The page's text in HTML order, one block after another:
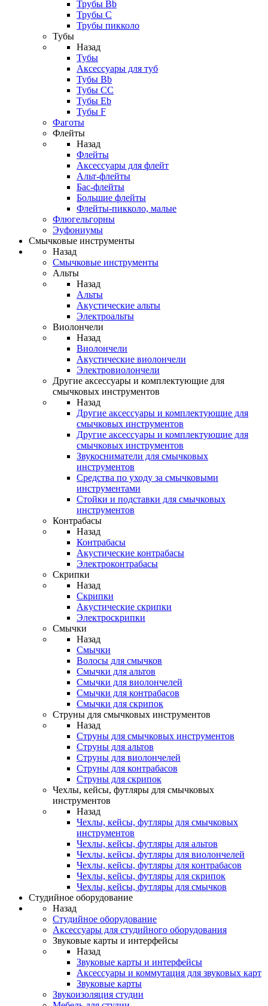
Трубы Bb
Трубы C
Трубы пикколо
Тубы
Назад
Тубы
Аксессуары для туб
Тубы Bb
Тубы CC
Тубы Eb
Тубы F
Фаготы
Флейты
Назад
Флейты
Аксессуары для флейт
Альт-флейты
Бас-флейты
Большие флейты
Флейты-пикколо, малые
Флюгельгорны
Эуфониумы
Смычковые инструменты
Назад
Смычковые инструменты
Альты
Назад
Альты
Акустические альты
Электроальты
Виолончели
Назад
Виолончели
Акустические виолончели
Электровиолончели
Другие аксессуары и комплектующие для
смычковых инструментов
Назад
Другие аксессуары и комплектующие для
смычковых инструментов
Другие аксессуары и комплектующие для
смычковых инструментов
Звукосниматели для смычковых
инструментов
Средства по уходу за смычковыми
инструментами
Стойки и подставки для смычковых
инструментов
Контрабасы
Назад
Контрабасы
Акустические контрабасы
Электроконтрабасы
Скрипки
Назад
Скрипки
Акустические скрипки
Электроскрипки
Смычки
Назад
Смычки
Волосы для смычков
Смычки для альтов
Смычки для виолончелей
Смычки для контрабасов
Смычки для скрипок
Струны для смычковых инструментов
Назад
Струны для смычковых инструментов
Струны для альтов
Струны для виолончелей
Струны для контрабасов
Струны для скрипок
Чехлы, кейсы, футляры для смычковых
инструментов
Назад
Чехлы, кейсы, футляры для смычковых
инструментов
Чехлы, кейсы, футляры для альтов
Чехлы, кейсы, футляры для виолончелей
Чехлы, кейсы, футляры для контрабасов
Чехлы, кейсы, футляры для скрипок
Чехлы, кейсы, футляры для смычков
Студийное оборудование
Назад
Студийное оборудование
Аксессуары для студийного оборудования
Звуковые карты и интерфейсы
Назад
Звуковые карты и интерфейсы
Аксессуары и коммутация для звуковых карт
Звуковые карты
Звукоизоляция студии